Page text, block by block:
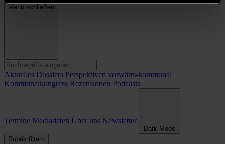
Menü schließen
Aktuelles Dossiers Perspektiven vorwärts-kommunal
Kommunalkongress Rezensionen Podcasts
Termine Mediadaten Über uns Newsletter
Dark Mode
Rubrik filtern